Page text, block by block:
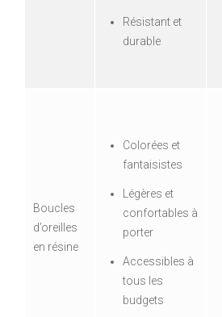
Résistant et
durable
Boucles
d’oreilles
en résine
Colorées et
fantaisistes
Légères et
confortables à
porter
Accessibles à
tous les
budgets